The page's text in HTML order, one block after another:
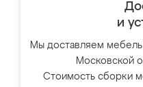
и
Мы доставляем
Московской
Стоимость сборки